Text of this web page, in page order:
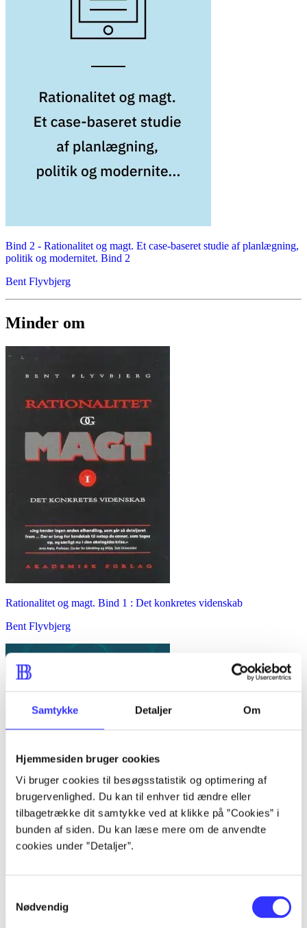
Samtykke Detaljer Om
Hjemmesiden bruger cookies
Vi bruger cookies til besøgsstatistik og optimering af
brugervenlighed. Du kan til enhver tid ændre eller
tilbagetrække dit samtykke ved at klikke på ”Cookies” i
bunden af siden. Du kan læse mere om de anvendte
cookies under ”Detaljer”.
Nødvendig
Bind 2 - Rationalitet og magt. Et case-baseret studie af planlægning,
politik og modernitet. Bind 2
Bent Flyvbjerg
Minder om
Rationalitet og magt. Bind 1 : Det konkretes videnskab
Bent Flyvbjerg